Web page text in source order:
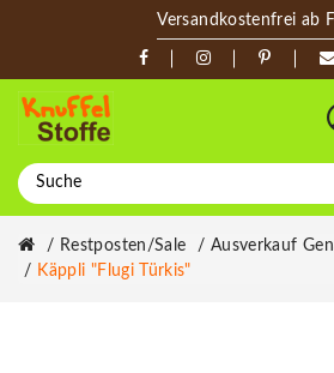
Versandkostenfrei ab
Restposten/Sale Ausverkauf
Käppli "Flugi Türkis"